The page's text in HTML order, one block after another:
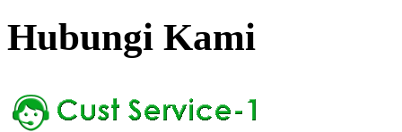
Hubungi Kami